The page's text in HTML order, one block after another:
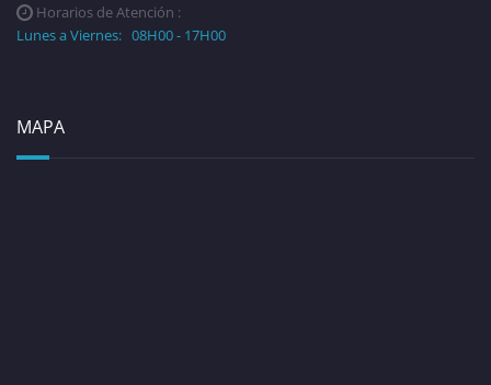
Horarios de Atención :
Lunes a Viernes: 08H00 - 17H00
MAPA